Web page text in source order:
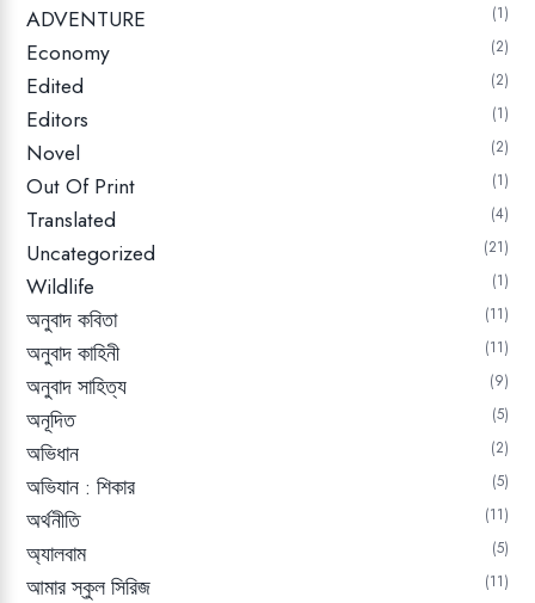
ADVENTURE 1
Economy 2
Edited 2
Editors 1
Novel 2
Out Of Print 1
Translated 4
Uncategorized 21
Wildlife 1
অনুবাদ কবিতা 11
অনুবাদ কাহিনী 11
অনুবাদ সাহিত্য 9
অনূদিত 5
অভিধান 2
অভিযান : শিকার 5
অর্থনীতি 11
অ্যালবাম 5
আমার স্কুল সিরিজ 11